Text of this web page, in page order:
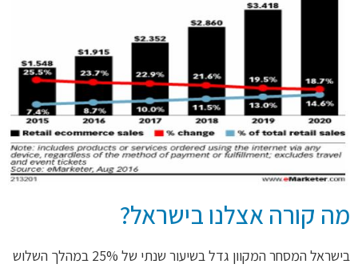
מה קורה אצלנו בישראל?
בישראל המסחר המקוון גדל בשיעור שנתי של 25% במהלך השלוש